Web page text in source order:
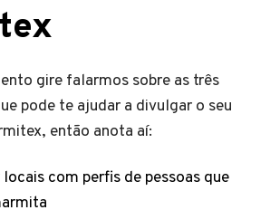
gire falarmos sobre as três
pode te ajudar a divulgar o seu
então anota aí:
com perfis de pessoas que